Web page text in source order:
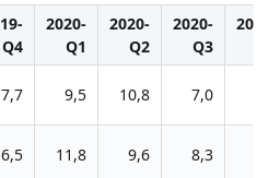
Q4
2020-
Q1
2020-
Q2
2020-
Q3
2020-
7,7 9,5 10,8 7,0
6,5 11,8 9,6 8,3